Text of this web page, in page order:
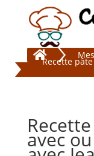

Recette
avec